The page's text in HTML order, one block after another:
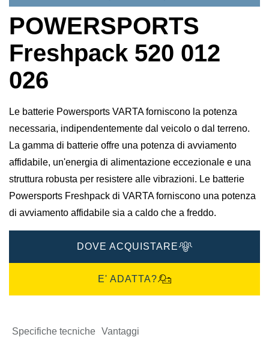
POWERSPORTS
Freshpack 520 012
026
Le batterie Powersports VARTA forniscono la potenza
necessaria, indipendentemente dal veicolo o dal terreno.
La gamma di batterie offre una potenza di avviamento
affidabile, un'energia di alimentazione eccezionale e una
struttura robusta per resistere alle vibrazioni. Le batterie
Powersports Freshpack di VARTA forniscono una potenza
di avviamento affidabile sia a caldo che a freddo.
DOVE ACQUISTARE
E' ADATTA?
Specifiche tecniche Vantaggi